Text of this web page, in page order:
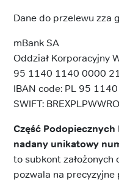
Dane do przelewu zza
mBank SA
Oddział Korporacyjny
95 1140 1140 0000
IBAN code: PL 95
SWIFT: BREXPLPWWRO
Część
nadany unikatowy
to subkont założonych
pozwala na precyzyjne